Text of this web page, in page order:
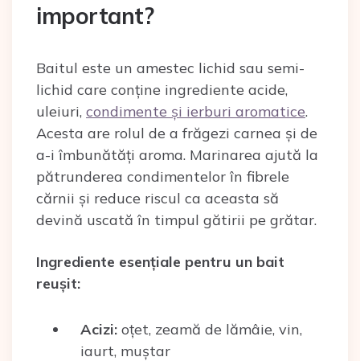
important?
Baitul este un amestec lichid sau semi-
lichid care conține ingrediente acide,
uleiuri, condimente și ierburi aromatice.
Acesta are rolul de a frăgezi carnea și de
a-i îmbunătăți aroma. Marinarea ajută la
pătrunderea condimentelor în fibrele
cărnii și reduce riscul ca aceasta să
devină uscată în timpul gătirii pe grătar.
Ingrediente esențiale pentru un bait
reușit:
Acizi: oțet, zeamă de lămâie, vin,
iaurt, muștar